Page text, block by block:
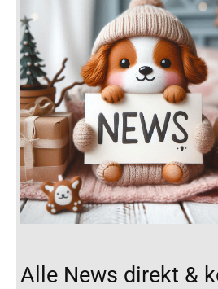
Alle News direkt &